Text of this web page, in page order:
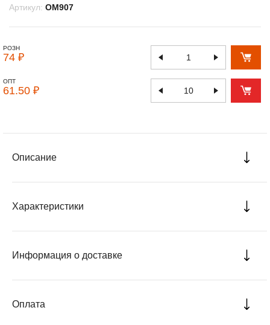
Артикул: OM907
РОЗН
74 ₽
ОПТ
61.50 ₽
Описание
Характеристики
Информация о доставке
Оплата